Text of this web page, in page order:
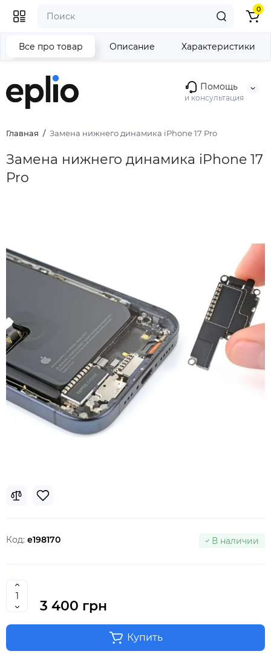
Помощь
и консультация
0
Главная Замена нижнего динамика iPhone 17 Pro
Замена нижнего динамика iPhone 17
Pro
Все про товар Описание Характеристики
Код: e198170 В наличии
3 400 грн
Купить